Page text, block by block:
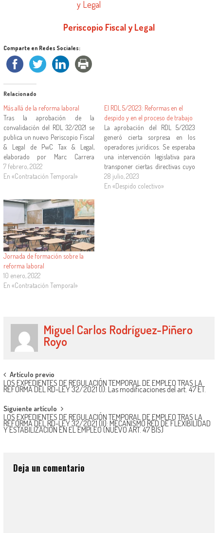
Periscopio Fiscal y Legal
Comparte en Redes Sociales:
Relacionado
Más allá de la reforma laboral
Tras la aprobación de la
convalidación del RDL 32/2021 se
publica un nuevo Periscopio Fiscal
& Legal de PwC Tax & Legal,
elaborado por Marc Carrera
Domenech, socio responsable de
laboral de esta firma de servicios
misma y catedrático de Derecho…
7 febrero, 2022
En «Contratación Temporal»
El RDL 5/2023: Reformas en el
despido y en el proceso de trabajo
La aprobación del RDL 5/2023
generó cierta sorpresa en los
operadores jurídicos. Se esperaba
una intervención legislativa para
transponer ciertas directivas cuyo
plazo se nos había pasado. Pero lo
que tuvimos fue mucho más, una
28 julio, 2023
En «Despido colectivo»
Jornada de formación sobre la
reforma laboral
10 enero, 2022
En «Contratación Temporal»
Miguel Carlos Rodríguez-Piñero
Royo
Artículo previo
LOS EXPEDIENTES DE REGULACIÓN TEMPORAL DE EMPLEO TRAS LA
REFORMA DEL RD-LEY 32/2021 (I): Las modificaciones del art. 47 ET.
Siguiente artículo
LOS EXPEDIENTES DE REGULACIÓN TEMPORAL DE EMPLEO TRAS LA
REFORMA DEL RD-LEY 32/2021 (II): MECANISMO RED DE FLEXIBILIDAD
Y ESTABILIZACIÓN EN EL EMPLEO (NUEVO ART. 47 BIS)
Deja un comentario